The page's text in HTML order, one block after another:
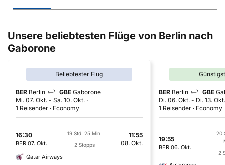
Unsere beliebtesten Flüge von Berlin nach
Gaborone
Beliebtester Flug
BER Berlin GBE Gaborone
Mi. 07. Okt. - Sa. 10. Okt.
1 Reisender
Economy
16:30
BER 07. Okt.
19 Std. 25 Min.
2 Stopps
11:55
08. Okt.
Qatar Airways
BER Berlin GBE
Di. 06. Okt. - Di. 13. Okt.
1 Reisender
Economy
19:55
BER 06. Okt.
20
2